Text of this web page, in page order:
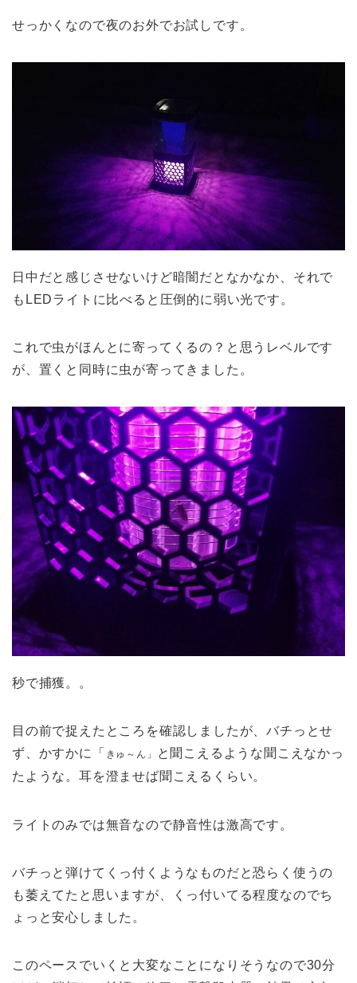
せっかくなので夜のお外でお試しです。
日中だと感じさせないけど暗闇だとなかなか、それで
もLEDライトに比べると圧倒的に弱い光です。
これで虫がほんとに寄ってくるの？と思うレベルです
が、置くと同時に虫が寄ってきました。
秒で捕獲。。
目の前で捉えたところを確認しましたが、バチっとせ
ず、かすかに「
きゅ～ん」
と聞こえるような聞こえなかっ
たような。耳を澄ませば聞こえるくらい。
ライトのみでは無音なので静音性は激高です。
バチっと弾けてくっ付くようなものだと恐らく使うの
も萎えてたと思いますが、くっ付いてる程度なのでち
ょっと安心しました。
このペースでいくと大変なことになりそうなので30分